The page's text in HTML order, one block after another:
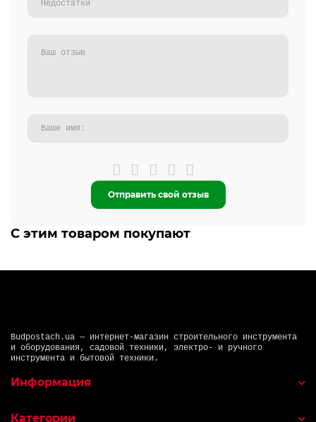
Отправить свой отзыв
С этим товаром покупают
Budpostach.ua — интернет-магазин строительного инструмента
и оборудования, садовой техники, электро- и ручного
инструмента и бытовой техники.
Информация
Категории